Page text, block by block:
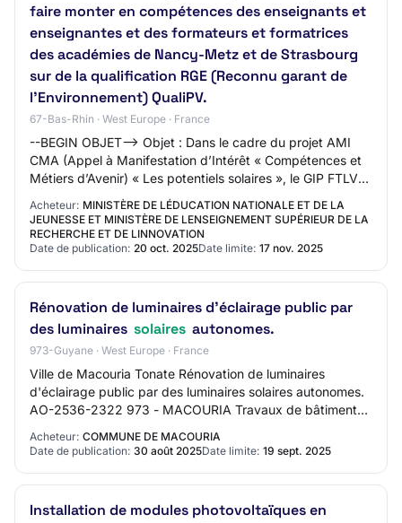
faire monter en compétences des enseignants et
enseignantes et des formateurs et formatrices
des académies de Nancy-Metz et de Strasbourg
sur de la qualification RGE (Reconnu garant de
l’Environnement) QualiPV.
67-Bas-Rhin · West Europe · France
--BEGIN OBJET--> Objet : Dans le cadre du projet AMI
CMA (Appel à Manifestation d’Intérêt « Compétences et
Métiers d’Avenir) « Les potentiels solaires », le GIP FTLV
doit faire appel à un prestataire…
Acheteur: MINISTÈRE DE LÉDUCATION NATIONALE ET DE LA
JEUNESSE ET MINISTÈRE DE LENSEIGNEMENT SUPÉRIEUR DE LA
RECHERCHE ET DE LINNOVATION
Date de publication: 20 oct. 2025Date limite: 17 nov. 2025
Rénovation de luminaires d'éclairage public par
des luminaires solaires autonomes.
973-Guyane · West Europe · France
Ville de Macouria Tonate Rénovation de luminaires
d'éclairage public par des luminaires solaires autonomes.
AO-2536-2322 973 - MACOURIA Travaux de bâtiment
Acheteur: COMMUNE DE MACOURIA
Date de publication: 30 août 2025Date limite: 19 sept. 2025
Installation de modules photovoltaïques en